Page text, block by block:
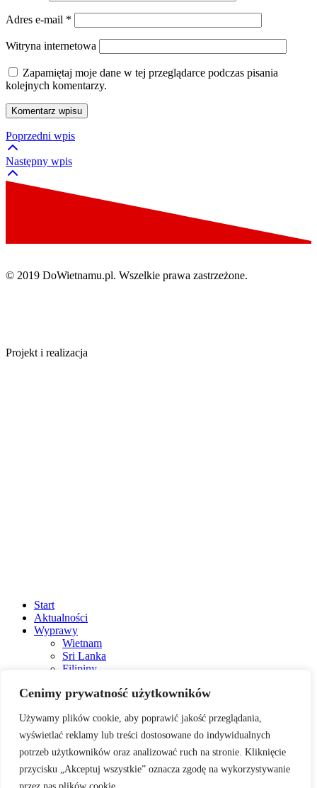
Cenimy prywatność użytkowników
Używamy plików cookie, aby poprawić jakość przeglądania,
wyświetlać reklamy lub treści dostosowane do indywidualnych
potrzeb użytkowników oraz analizować ruch na stronie. Kliknięcie
przycisku „Akceptuj wszystkie” oznacza zgodę na wykorzystywanie
Adres e-mail *
Witryna internetowa
Zapamiętaj moje dane w tej przeglądarce podczas pisania
kolejnych komentarzy.
Poprzedni wpis
Następny wpis
© 2019 DoWietnamu.pl. Wszelkie prawa zastrzeżone.
Projekt i realizacja
Start
Aktualności
Wyprawy
Wietnam
Sri Lanka
Filipiny
Laos
Japonia
Malezja/Brunei
Korea Południowa
Tanzania z Zanzibarem
Wietnam z Sapą